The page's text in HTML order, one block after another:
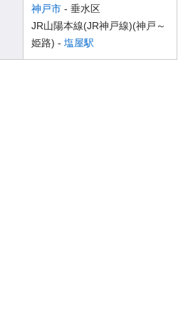
神戸市 - 垂水区
JR山陽本線(JR神戸線)(神戸～
姫路) - 塩屋駅